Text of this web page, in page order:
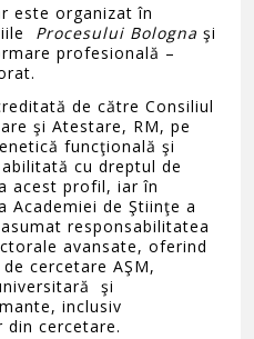
este organizat în
Procesului Bologna şi
profesională –
de cătreConsiliul
şi Atestare, RM, pe
funcţională şi
cu dreptul de
acest profil, iar în
Academiei de Ştiinţe a
responsabilitatea
avansate, oferind
cercetare AŞM,
şi
inclusiv
din cercetare.